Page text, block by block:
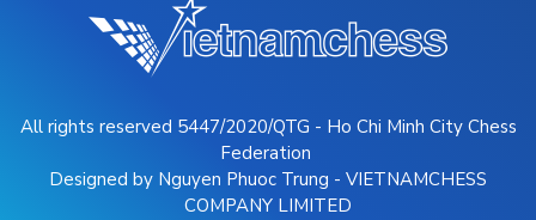
All rights reserved 5447/2020/QTG - Ho Chi Minh City Chess
Federation
Designed by Nguyen Phuoc Trung - VIETNAMCHESS
COMPANY LIMITED